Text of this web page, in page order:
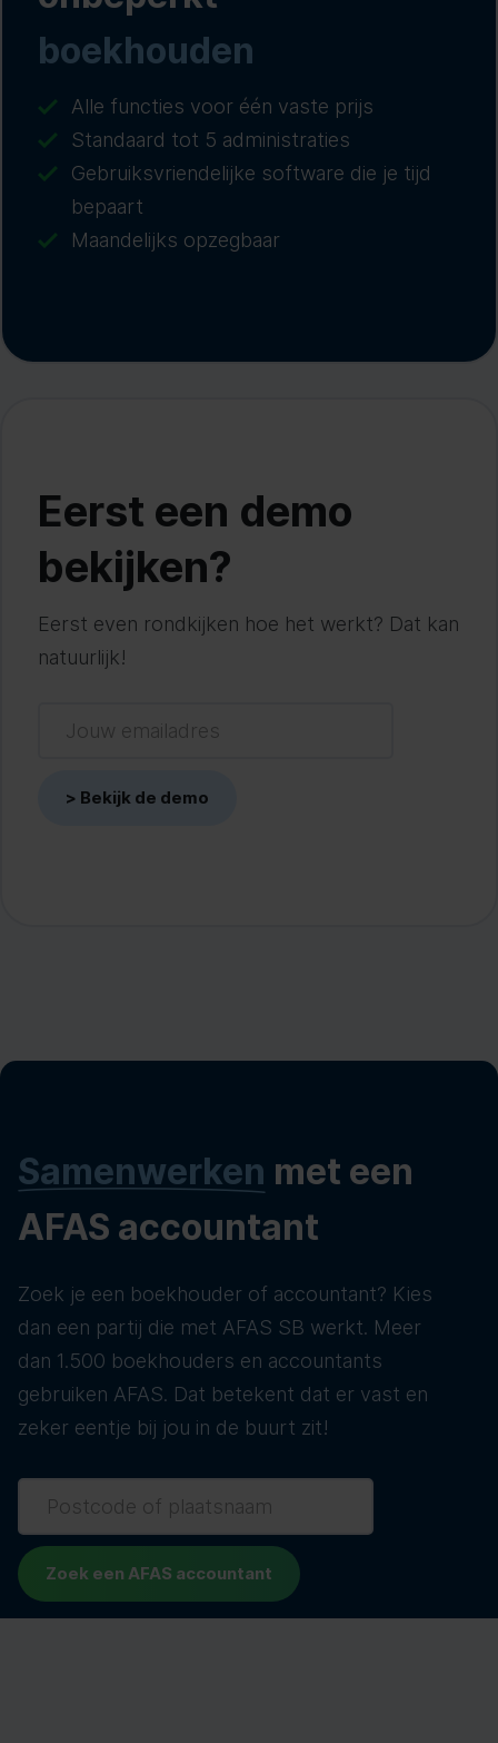
boekhouden
Alle functies voor één vaste prijs
Standaard tot 5 administraties
Gebruiksvriendelijke software die je tijd
bepaart
Maandelijks opzegbaar
Eerst een demo
bekijken?
Eerst even rondkijken hoe het werkt? Dat kan
natuurlijk!
Samenwerken met een
AFAS accountant
Zoek je een boekhouder of accountant? Kies
dan een partij die met AFAS SB werkt. Meer
dan 1.500 boekhouders en accountants
gebruiken AFAS. Dat betekent dat er vast en
zeker eentje bij jou in de buurt zit!